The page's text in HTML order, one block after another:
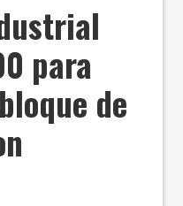
para
de